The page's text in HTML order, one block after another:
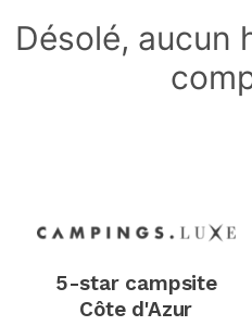
Désolé, aucun
5-star campsite
Côte d'Azur